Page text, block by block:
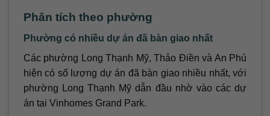
Phân tích theo phường
Phường có nhiều dự án đã bàn giao nhất
Các phường Long Thạnh Mỹ, Thảo Điền và An Phú
hiện có số lượng dự án đã bàn giao nhiều nhất, với
phường Long Thạnh Mỹ dẫn đầu nhờ vào các dự
án tại Vinhomes Grand Park.